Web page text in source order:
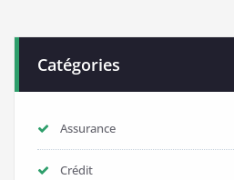
Catégories
Assurance
Crédit